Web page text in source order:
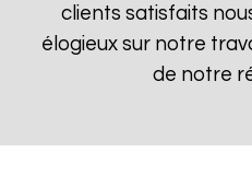
clients satisfaits
élogieux sur notre
de notre